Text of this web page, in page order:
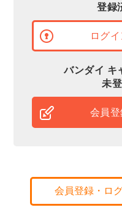
登録
ログ
バンダイ キ
未
会員
会員登録・ロ